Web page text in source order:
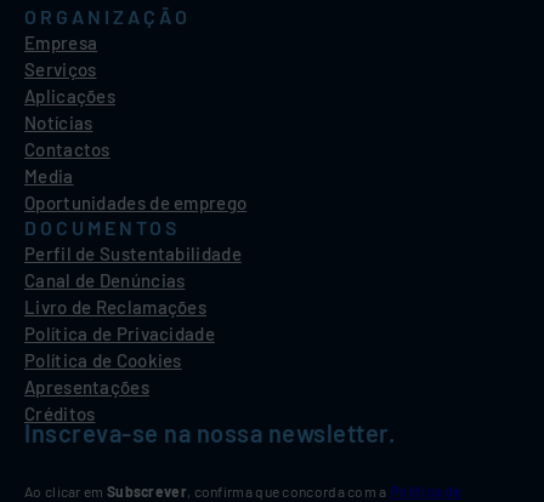
ORGANIZAÇÃO
Empresa
Serviços
Aplicações
Notícias
Contactos
Media
Oportunidades de emprego
DOCUMENTOS
Perfil de Sustentabilidade
Canal de Denúncias
Livro de Reclamações
Política de Privacidade
Política de Cookies
Apresentações
Créditos
Inscreva-se na nossa newsletter.
Ao clicar em Subscrever, confirma que concorda com a Política de